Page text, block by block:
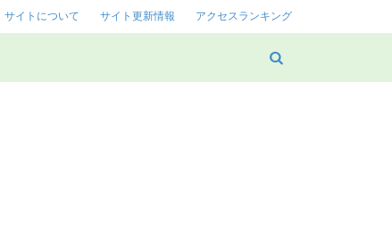
サイトについて サイト更新情報 アクセスランキング